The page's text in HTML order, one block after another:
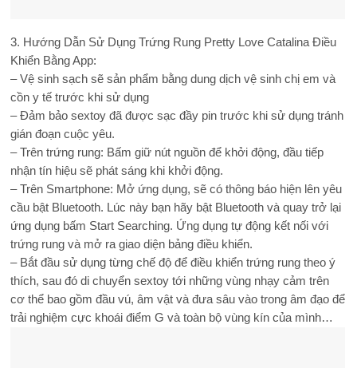
3. Hướng Dẫn Sử Dụng Trứng Rung Pretty Love Catalina Điều
Khiển Bằng App:
– Vệ sinh sạch sẽ sản phẩm bằng dung dịch vệ sinh chị em và
cồn y tế trước khi sử dụng
– Đảm bảo sextoy đã được sạc đầy pin trước khi sử dụng tránh
gián đoạn cuộc yêu.
– Trên trứng rung: Bấm giữ nút nguồn để khởi động, đầu tiếp
nhận tín hiệu sẽ phát sáng khi khởi động.
– Trên Smartphone: Mở ứng dụng, sẽ có thông báo hiện lên yêu
cầu bật Bluetooth. Lúc này bạn hãy bật Bluetooth và quay trở lại
ứng dụng bấm Start Searching. Ứng dụng tự động kết nối với
trứng rung và mở ra giao diện bảng điều khiển.
– Bắt đầu sử dụng từng chế độ để điều khiển trứng rung theo ý
thích, sau đó di chuyển sextoy tới những vùng nhạy cảm trên
cơ thể bao gồm đầu vú, âm vật và đưa sâu vào trong âm đạo để
trải nghiệm cực khoái điểm G và toàn bộ vùng kín của mình…